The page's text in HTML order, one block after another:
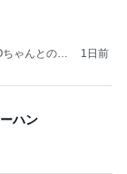
ゃんとのは
1日前
ハン